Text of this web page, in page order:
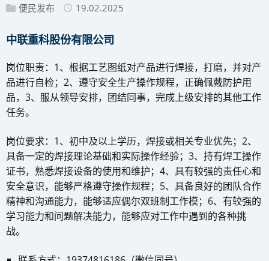
便民发布 19.02.2025
中联重科股份有限公司
岗位职责：1、根据工艺图纸对产品进行焊接，打磨，并对产
品进行自检；2、遵守安全生产操作规程，正确佩戴防护用
品，3、服从领导安排，团结同事，完成上级安排的其他工作
任务。
岗位要求：1、初中及以上学历，焊接或相关专业优先；2、
具备一定的焊接理论基础和实际操作经验；3、持有焊工操作
证书，熟悉焊接设备的使用和维护；4、具有较强的责任心和
安全意识，能够严格遵守操作规程；5、具备良好的团队合作
精神和沟通能力，能够适应偶尔双班制工作模；6、有较强的
学习能力和问题解决能力，能够应对工作中遇到的各种挑
战。